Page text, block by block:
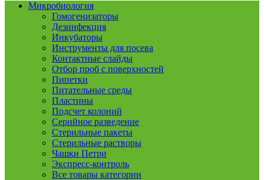
Микробиология
Гомогенизаторы
Дезинфекция
Инкубаторы
Инструменты для посева
Контактные слайды
Отбор проб с поверхностей
Пипетки
Питательные среды
Пластины
Подсчет колоний
Серийное разведение
Стерильные пакеты
Стерильные растворы
Чашки Петри
Экспресс-контроль
Все товары категории